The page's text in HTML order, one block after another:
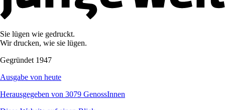
Sie lügen wie gedruckt.
Wir drucken, wie sie lügen.
Gegründet 1947
Ausgabe von heute
Herausgegeben von 3079 GenossInnen